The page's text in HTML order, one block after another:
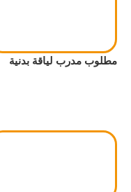
مطلوب مدرب لياقة بدنية